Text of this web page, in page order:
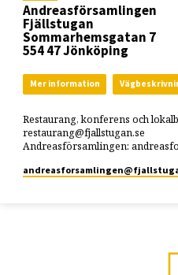
Andreasförsamlingen
Fjällstugan
Sommarhemsgatan 7
554 47 Jönköping
Mer information
Restaurang, konferens och
restaurang@fjallstugan.se
Andreasförsamlingen: